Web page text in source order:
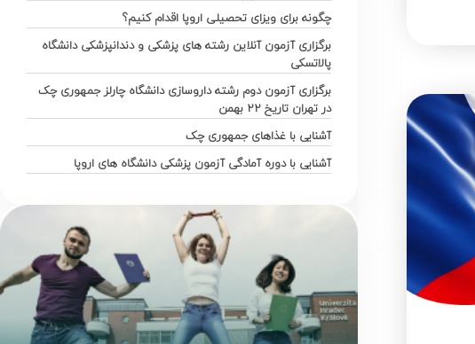
چگونه برای ویزای تحصیلی اروپا اقدام کنیم؟
برگزاری آزمون آنلاین رشته های پزشکی و دندانپزشکی دانشگاه
پالاتسکی
برگزاری آزمون دوم رشته داروسازی دانشگاه چارلز جمهوری چک
در تهران تاریخ ۲۲ بهمن
آشنایی با غذاهای جمهوری چک
آشنایی با دوره آمادگی آزمون پزشکی دانشگاه های اروپا